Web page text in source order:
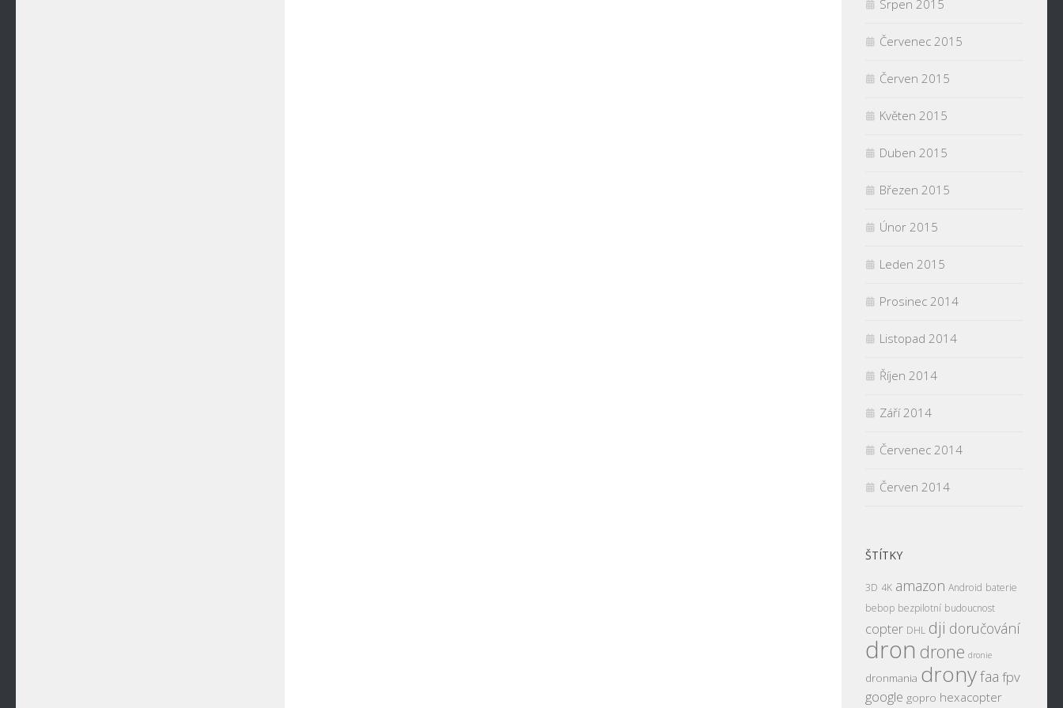
Srpen 2015
Červenec 2015
Červen 2015
Květen 2015
Duben 2015
Březen 2015
Únor 2015
Leden 2015
Prosinec 2014
Listopad 2014
Říjen 2014
Září 2014
Červenec 2014
Červen 2014
ŠTÍTKY
3D 4K amazon Android baterie
bebop bezpilotní budoucnost
copter DHL dji doručování
dron drone dronie
dronmania dronyfaa fpv
google gopro hexacopter